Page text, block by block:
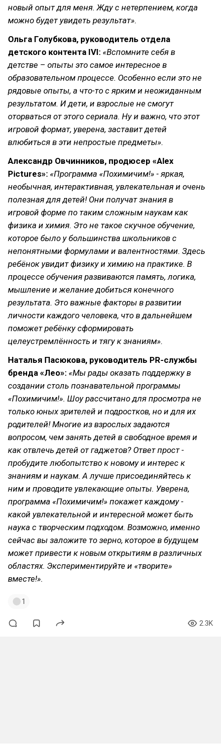
новый опыт для меня. Жду с нетерпением, когда
можно будет увидеть результат».
Ольга Голубкова, руководитель отдела
детского контента IVI: «Вспомните себя в
детстве – опыты это самое интересное в
образовательном процессе. Особенно если это не
рядовые опыты, а что-то с ярким и неожиданным
результатом. И дети, и взрослые не смогут
оторваться от этого сериала. Ну и важно, что этот
игровой формат, уверена, заставит детей
влюбиться в эти непростые предметы».
Александр Овчинников, продюсер «Alex
Pictures»: «Программа «Похимичим!» - яркая,
необычная, интерактивная, увлекательная и очень
полезная для детей! Они получат знания в
игровой форме по таким сложным наукам как
физика и химия. Это не такое скучное обучение,
которое было у большинства школьников с
непонятными формулами и валентностями. Здесь
ребёнок увидит физику и химию на практике. В
процессе обучения развиваются память, логика,
мышление и желание добиться конечного
результата. Это важные факторы в развитии
личности каждого человека, что в дальнейшем
поможет ребёнку сформировать
целеустремлённость и тягу к знаниям».
Наталья Пасюкова, руководитель PR-службы
бренда «Лео»: «Мы рады оказать поддержку в
создании столь познавательной программы
«Похимичим!». Шоу рассчитано для просмотра не
только юных зрителей и подростков, но и для их
родителей! Многие из взрослых задаются
вопросом, чем занять детей в свободное время и
как отвлечь детей от гаджетов? Ответ прост -
пробудите любопытство к новому и интерес к
знаниям и наукам. А лучше присоединяйтесь к
ним и проводите увлекающие опыты. Уверена,
программа «Похимичим!» покажет каждому -
какой увлекательной и интересной может быть
наука с творческим подходом. Возможно, именно
сейчас вы заложите то зерно, которое в будущем
может привести к новым открытиям в различных
областях. Экспериментируйте и «творите»
вместе!».
1
2.3K